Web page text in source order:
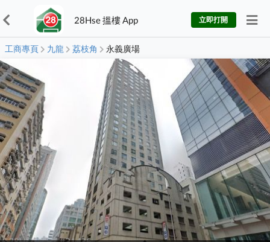
28Hse 搵樓 App 立即打開
工商專頁 九龍 荔枝角 永義廣場